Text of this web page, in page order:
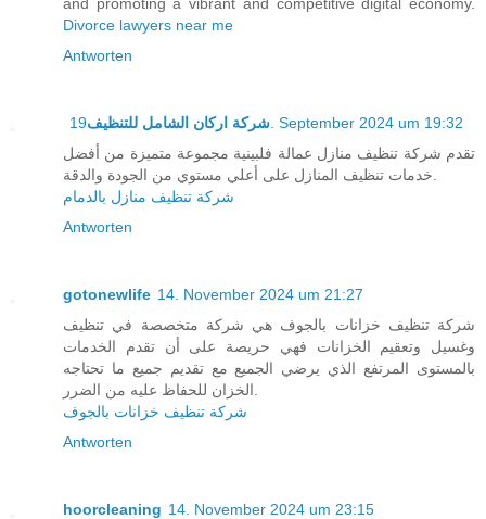
Divorce lawyers near me
Antworten
شركة اركان الشامل للتنظيف 19. September 2024 um 19:32
تقدم شركة تنظيف منازل عمالة فلبينية مجموعة متميزة من أفضل
شركة تنظيف منازل بالدمام
Antworten
gotonewlife 14. November 2024 um 21:27
شركة تنظيف خزانات بالجوف هي شركة متخصصة في تنظيف
وغسيل وتعقيم الخزانات فهي حريصة على أن تقدم الخدمات
بالمستوى المرتفع الذي يرضي الجميع مع تقديم جميع ما تحتاجه
شركة تنظيف خزانات بالجوف
Antworten
hoorcleaning 14. November 2024 um 23:15